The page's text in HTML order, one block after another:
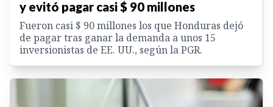
y evitó pagar casi $ 90 millones
Fueron casi $ 90 millones los que Honduras dejó
de pagar tras ganar la demanda a unos 15
inversionistas de EE. UU., según la PGR.